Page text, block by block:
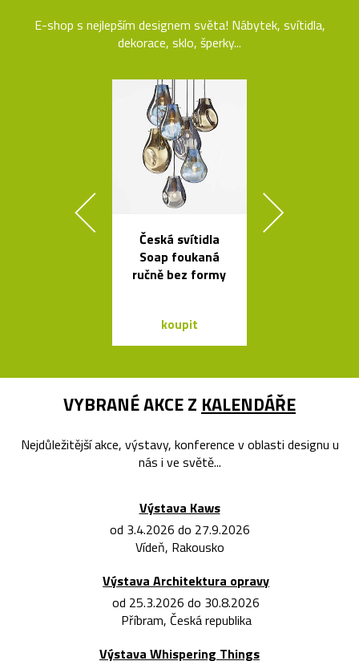
E-shop s nejlepším designem světa! Nábytek, svítidla,
dekorace, sklo, šperky...
Česká svítidla
Soap foukaná
ručně bez formy
koupit
VYBRANÉ AKCE Z KALENDÁŘE
Nejdůležitější akce, výstavy, konference v oblasti designu u
nás i ve světě...
Výstava Kaws
od 3.4.2026 do 27.9.2026
Vídeň, Rakousko
Výstava Architektura opravy
od 25.3.2026 do 30.8.2026
Příbram, Česká republika
Výstava Whispering Things